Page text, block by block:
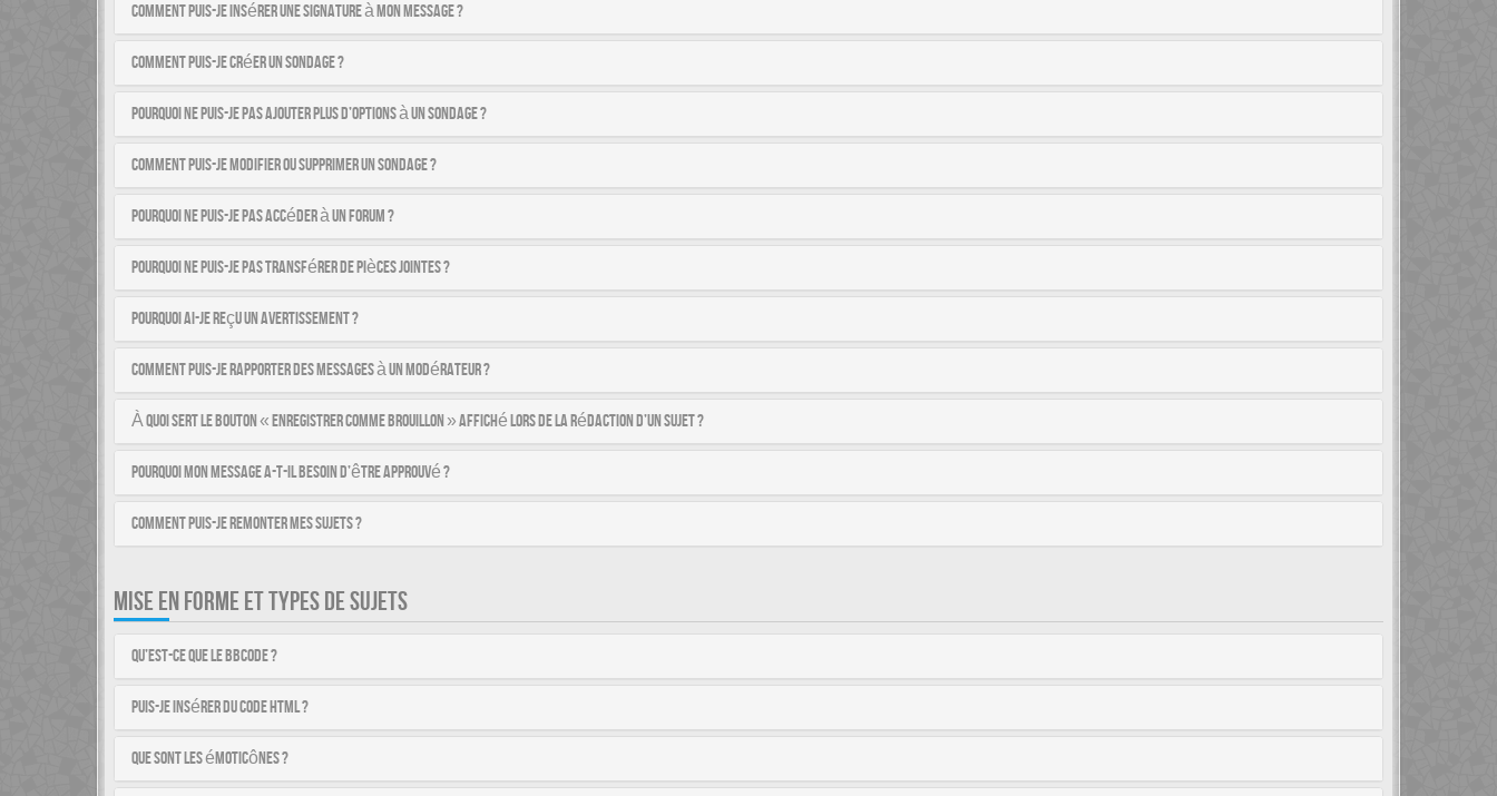
Comment puis-je insérer une signature à mon message ?
Comment puis-je créer un sondage ?
Pourquoi ne puis-je pas ajouter plus d’options à un sondage ?
Comment puis-je modifier ou supprimer un sondage ?
Pourquoi ne puis-je pas accéder à un forum ?
Pourquoi ne puis-je pas transférer de pièces jointes ?
Pourquoi ai-je reçu un avertissement ?
Comment puis-je rapporter des messages à un modérateur ?
À quoi sert le bouton « Enregistrer comme brouillon » affiché lors de la rédaction d’un sujet ?
Pourquoi mon message a-t-il besoin d’être approuvé ?
Comment puis-je remonter mes sujets ?
MISE EN FORME ET TYPES DE SUJETS
Qu’est-ce que le BBCode ?
Puis-je insérer du code HTML ?
Que sont les émoticônes ?